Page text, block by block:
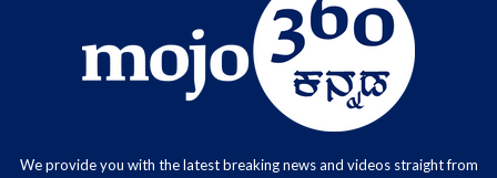
We provide you with the latest breaking news and videos straight from